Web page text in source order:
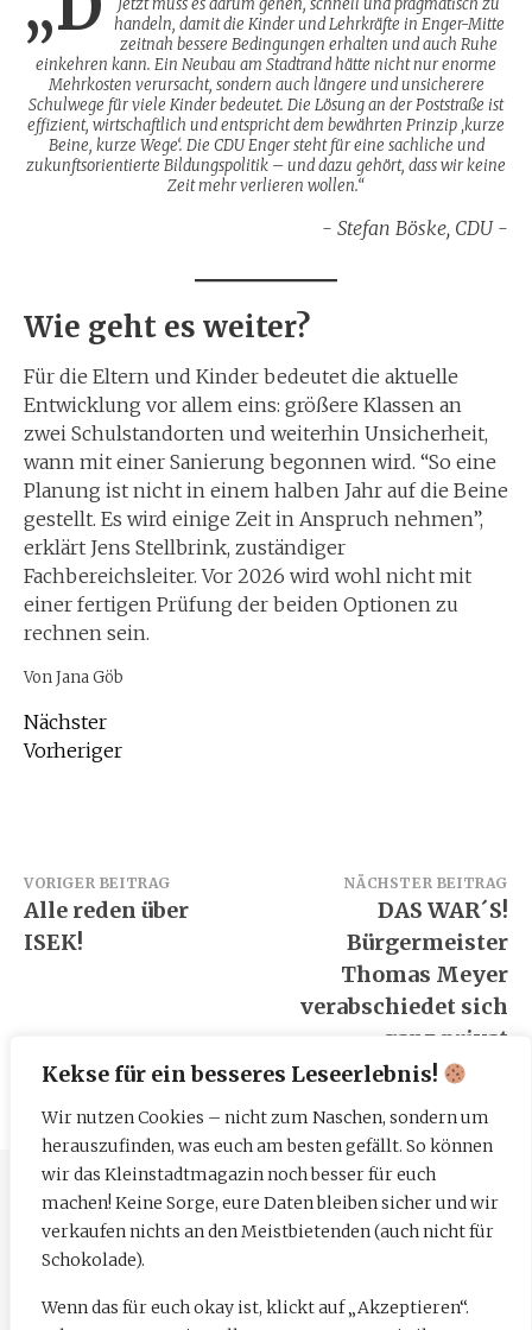
Kekse für ein besseres Leseerlebnis!
Wir nutzen Cookies – nicht zum Naschen, sondern um
herauszufinden, was euch am besten gefällt. So können
wir das Kleinstadtmagazin noch besser für euch
machen! Keine Sorge, eure Daten bleiben sicher und wir
verkaufen nichts an den Meistbietenden (auch nicht für
Schokolade).
Wenn das für euch okay ist, klickt auf „Akzeptieren“.
Jetzt muss es darum gehen, schnell und pragmatisch zu
handeln, damit die Kinder und Lehrkräfte in Enger-Mitte
zeitnah bessere Bedingungen erhalten und auch Ruhe
einkehren kann. Ein Neubau am Stadtrand hätte nicht nur enorme
Mehrkosten verursacht, sondern auch längere und unsicherere
Schulwege für viele Kinder bedeutet. Die Lösung an der Poststraße ist
effizient, wirtschaftlich und entspricht dem bewährten Prinzip ‚kurze
Beine, kurze Wege‘. Die CDU Enger steht für eine sachliche und
zukunftsorientierte Bildungspolitik – und dazu gehört, dass wir keine
Zeit mehr verlieren wollen.“
Stefan Böske, CDU
Wie geht es weiter?
Für die Eltern und Kinder bedeutet die aktuelle
Entwicklung vor allem eins: größere Klassen an
zwei Schulstandorten und weiterhin Unsicherheit,
wann mit einer Sanierung begonnen wird. “So eine
Planung ist nicht in einem halben Jahr auf die Beine
gestellt. Es wird einige Zeit in Anspruch nehmen”,
erklärt Jens Stellbrink, zuständiger
Fachbereichsleiter. Vor 2026 wird wohl nicht mit
einer fertigen Prüfung der beiden Optionen zu
rechnen sein.
Von Jana Göb
Nächster
Vorheriger
Beitragsnavigation
VORIGER BEITRAG
Alle reden über
ISEK!
NÄCHSTER BEITRAG
DAS WAR´S!
Bürgermeister
Thomas Meyer
verabschiedet sich
ganz privat
Impressum
Mediadaten